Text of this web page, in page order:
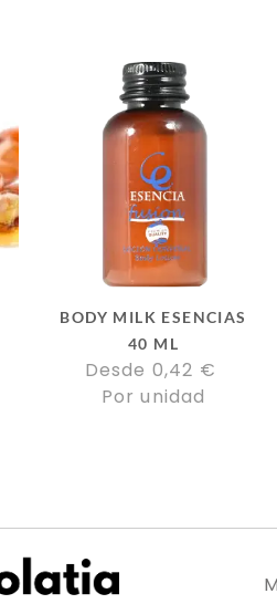
BODY MILK ESENCIAS
40 ML
Desde 0,42 €
Por unidad